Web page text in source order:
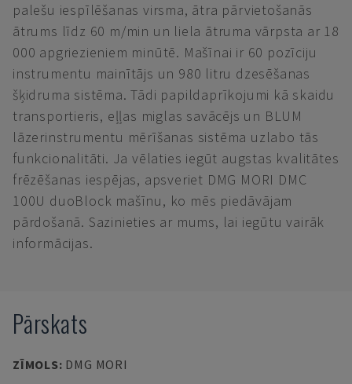
palešu iespīlēšanas virsma, ātra pārvietošanās
ātrums līdz 60 m/min un liela ātruma vārpsta ar 18
000 apgriezieniem minūtē. Mašīnai ir 60 pozīciju
instrumentu mainītājs un 980 litru dzesēšanas
šķidruma sistēma. Tādi papildaprīkojumi kā skaidu
transportieris, eļļas miglas savācējs un BLUM
lāzerinstrumentu mērīšanas sistēma uzlabo tās
funkcionalitāti. Ja vēlaties iegūt augstas kvalitātes
frēzēšanas iespējas, apsveriet DMG MORI DMC
100U duoBlock mašīnu, ko mēs piedāvājam
pārdošanā. Sazinieties ar mums, lai iegūtu vairāk
informācijas.
Pārskats
ZĪMOLS: DMG MORI